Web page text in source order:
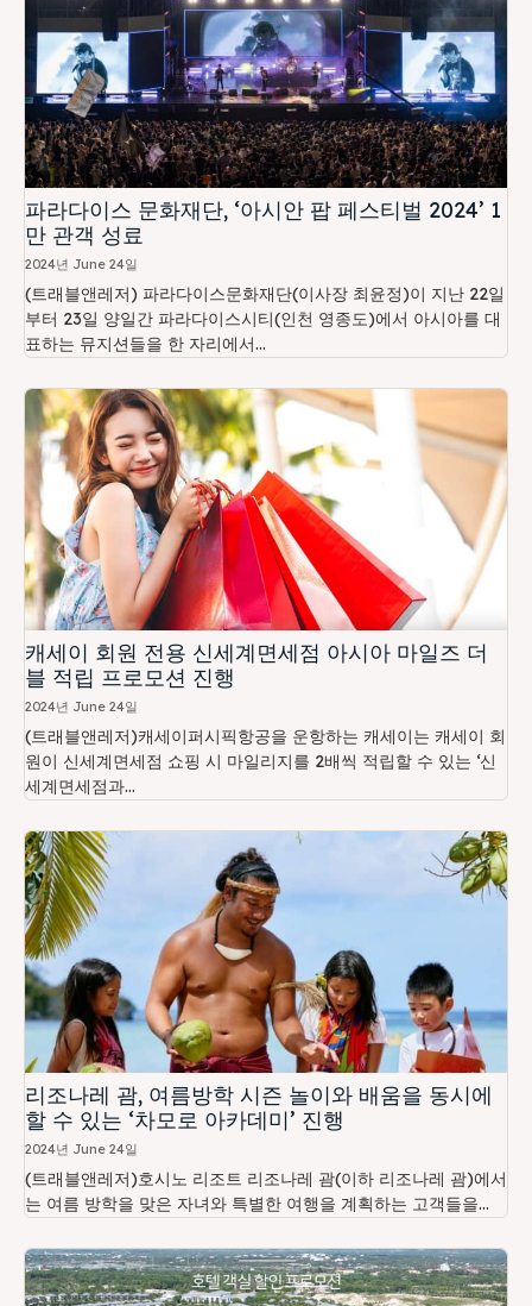
파라다이스 문화재단, ‘아시안 팝 페스티벌 2024’ 1
만 관객 성료
2024년 June 24일
(트래블앤레저) 파라다이스문화재단(이사장 최윤정)이 지난 22일
부터 23일 양일간 파라다이스시티(인천 영종도)에서 아시아를 대
표하는 뮤지션들을 한 자리에서...
캐세이 회원 전용 신세계면세점 아시아 마일즈 더
블 적립 프로모션 진행
2024년 June 24일
(트래블앤레저)캐세이퍼시픽항공을 운항하는 캐세이는 캐세이 회
원이 신세계면세점 쇼핑 시 마일리지를 2배씩 적립할 수 있는 ‘신
세계면세점과...
리조나레 괌, 여름방학 시즌 놀이와 배움을 동시에
할 수 있는 ‘차모로 아카데미’ 진행
2024년 June 24일
(트래블앤레저)호시노 리조트 리조나레 괌(이하 리조나레 괌)에서
는 여름 방학을 맞은 자녀와 특별한 여행을 계획하는 고객들을...